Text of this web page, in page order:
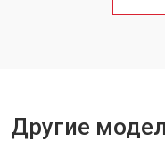
Замена блока питания
Другие